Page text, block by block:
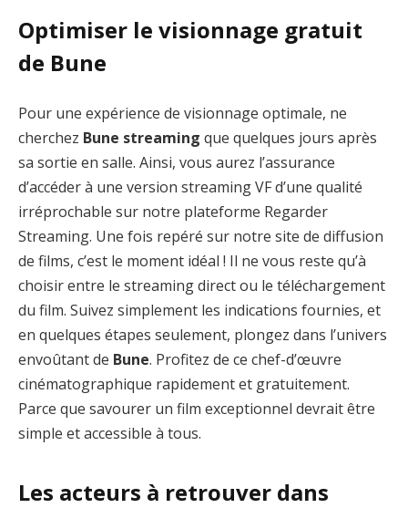
Optimiser le visionnage gratuit
de Bune
Pour une expérience de visionnage optimale, ne
cherchez Bune streaming que quelques jours après
sa sortie en salle. Ainsi, vous aurez l’assurance
d’accéder à une version streaming VF d’une qualité
irréprochable sur notre plateforme Regarder
Streaming. Une fois repéré sur notre site de diffusion
de films, c’est le moment idéal ! Il ne vous reste qu’à
choisir entre le streaming direct ou le téléchargement
du film. Suivez simplement les indications fournies, et
en quelques étapes seulement, plongez dans l’univers
envoûtant de Bune. Profitez de ce chef-d’œuvre
cinématographique rapidement et gratuitement.
Parce que savourer un film exceptionnel devrait être
simple et accessible à tous.
Les acteurs à retrouver dans